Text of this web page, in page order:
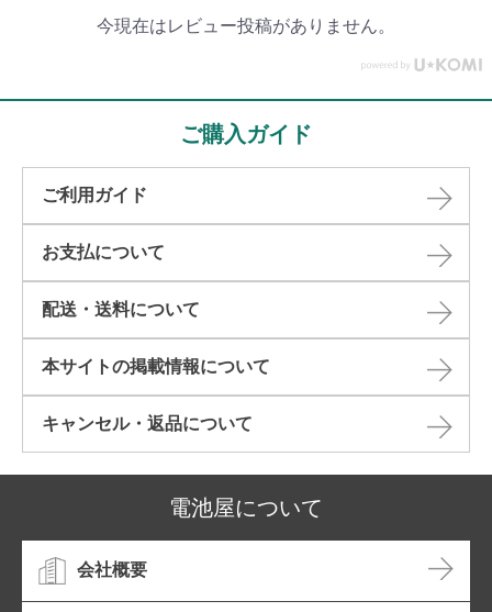
今現在はレビュー投稿がありません。
ご購入ガイド
ご利用ガイド
お支払について
配送・送料について
本サイトの掲載情報について​
キャンセル・返品について​
電池屋について
会社概要